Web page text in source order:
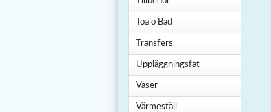
Toa o Bad
Transfers
Uppläggningsfat
Vaser
Värmeställ